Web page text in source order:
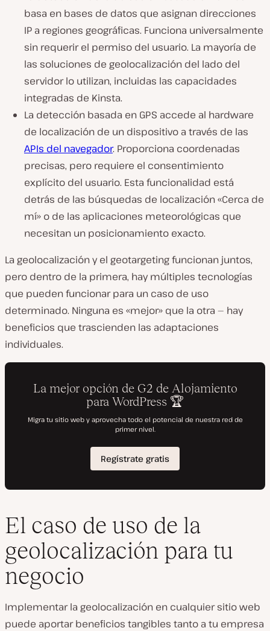
basa en bases de datos que asignan direcciones
IP a regiones geográficas. Funciona universalmente
sin requerir el permiso del usuario. La mayoría de
las soluciones de geolocalización del lado del
servidor lo utilizan, incluidas las capacidades
integradas de Kinsta.
La detección basada en GPS accede al hardware
de localización de un dispositivo a través de las
APIs del navegador. Proporciona coordenadas
precisas, pero requiere el consentimiento
explícito del usuario. Esta funcionalidad está
detrás de las búsquedas de localización «Cerca de
mí» o de las aplicaciones meteorológicas que
necesitan un posicionamiento exacto.
La geolocalización y el geotargeting funcionan juntos,
pero dentro de la primera, hay múltiples tecnologías
que pueden funcionar para un caso de uso
determinado. Ninguna es «mejor» que la otra — hay
beneficios que trascienden las adaptaciones
individuales.
El caso de uso de la
geolocalización para tu
negocio
Implementar la geolocalización en cualquier sitio web
puede aportar beneficios tangibles tanto a tu empresa